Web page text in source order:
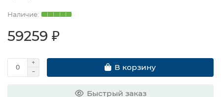
59259 ₽
В корзину
Быстрый заказ